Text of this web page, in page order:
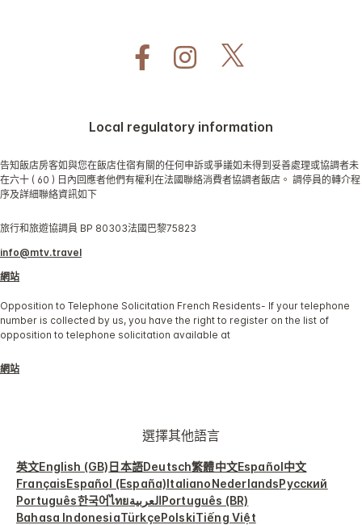
Local regulatory information
告知飯店房客如與您在飯店住宿有關的任何申訴或爭議如未得到妥善處理或協調者未
在六十 ( 60 ) 日內回應者他們有權利在法國聯絡消費者協調者飯店。 調停員的轉介程
序及詳細聯絡資訊如下
旅行和旅遊協調員 BP 80303法國巴黎75823
info@mtv.travel
網站
Opposition to Telephone Solicitation French Residents- If your telephone
number is collected by us, you have the right to register on the list of
opposition to telephone solicitation available at
網站
選擇其他語言
英文English (GB)日本語Deutsch繁體中文Español中文
FrançaisEspañol (España)ItalianoNederlandsРусский
Português한국어ไทยالعربيةPortuguês (BR)
Bahasa IndonesiaTürkçePolskiTiếng Việt